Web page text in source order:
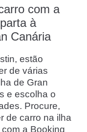
com a
à
Canária
estão
de várias
de Gran
e escolha o
Procure,
de carro na ilha
a Booking